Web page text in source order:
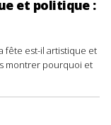
et politique :
fête est-il artistique et
montrer pourquoi et